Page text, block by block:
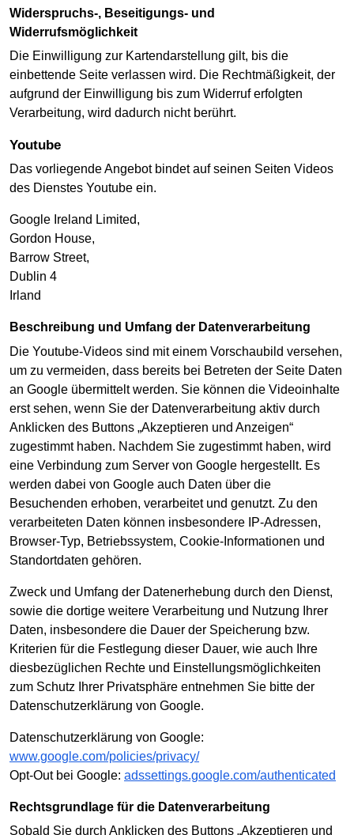
Widerspruchs-, Beseitigungs- und
Widerrufsmöglichkeit
Die Einwilligung zur Kartendarstellung gilt, bis die
einbettende Seite verlassen wird. Die Rechtmäßigkeit, der
aufgrund der Einwilligung bis zum Widerruf erfolgten
Verarbeitung, wird dadurch nicht berührt.
Youtube
Das vorliegende Angebot bindet auf seinen Seiten Videos
des Dienstes Youtube ein.
Google Ireland Limited,
Gordon House,
Barrow Street,
Dublin 4
Irland
Beschreibung und Umfang der Datenverarbeitung
Die Youtube-Videos sind mit einem Vorschaubild versehen,
um zu vermeiden, dass bereits bei Betreten der Seite Daten
an Google übermittelt werden. Sie können die Videoinhalte
erst sehen, wenn Sie der Datenverarbeitung aktiv durch
Anklicken des Buttons „Akzeptieren und Anzeigen“
zugestimmt haben. Nachdem Sie zugestimmt haben, wird
eine Verbindung zum Server von Google hergestellt. Es
werden dabei von Google auch Daten über die
Besuchenden erhoben, verarbeitet und genutzt. Zu den
verarbeiteten Daten können insbesondere IP-Adressen,
Browser-Typ, Betriebssystem, Cookie-Informationen und
Standortdaten gehören.
Zweck und Umfang der Datenerhebung durch den Dienst,
sowie die dortige weitere Verarbeitung und Nutzung Ihrer
Daten, insbesondere die Dauer der Speicherung bzw.
Kriterien für die Festlegung dieser Dauer, wie auch Ihre
diesbezüglichen Rechte und Einstellungsmöglichkeiten
zum Schutz Ihrer Privatsphäre entnehmen Sie bitte der
Datenschutzerklärung von Google.
Datenschutzerklärung von Google:
www.google.com/policies/privacy/
Opt-Out bei Google: adssettings.google.com/authenticated
Rechtsgrundlage für die Datenverarbeitung
Sobald Sie durch Anklicken des Buttons „Akzeptieren und